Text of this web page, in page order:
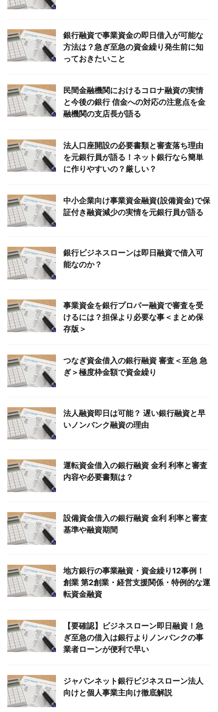
銀行融資で事業資金の即日借入が可能な
方法は？急ぎ至急の資金繰り発生前に知
っておきたいこと
民間金融機関におけるコロナ融資の実情
と今後の銀行 信金への対応の注意点を金
融機関の支店長が語る
法人口座開設の必要書類と審査落ち理由
を元銀行員が語る！ネット銀行なら簡単
に作りやすいの？厳しい？
中小企業向け事業資金融資(設備資金)で保
証付き融資減少の実情を元銀行員が語る
銀行ビジネスローンは即日融資で借入可
能なのか？
事業資金を銀行プロパー融資で審査を受
けるには？担保より必要な事＜まとめ保
存版＞
つなぎ資金借入の銀行融資 審査＜至急 急
ぎ＞極度枠金額で資金繰り
法人融資即日は可能？ 遅い銀行融資と早
いノンバンク融資の理由
運転資金借入の銀行融資 金利 利率と審査
内容や必要書類は？
設備資金借入の銀行融資 金利 利率と審査
基準や融資期間
地方銀行の事業融資・資金繰り12事例！
創業 第2創業・経営支援関係・特例的な運
転資金融資
【要確認】ビジネスローン即日融資！急
ぎ至急の借入は銀行よりノンバンクの事
業者ローンが便利で早い
ジャパンネット銀行ビジネスローン法人
向けと個人事業主向け徹底解説